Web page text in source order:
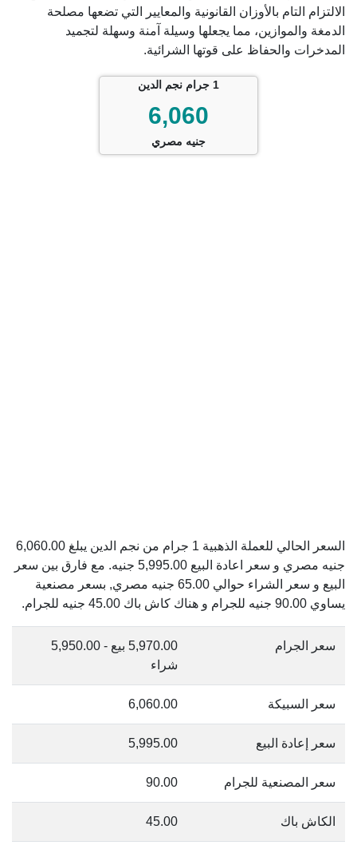
الالتزام التام بالأوزان القانونية والمعايير التي تضعها مصلحة
الدمغة والموازين، مما يجعلها وسيلة آمنة وسهلة لتجميد
المدخرات والحفاظ على قوتها الشرائية.
1 جرام نجم الدين
6,060
جنيه مصري
السعر الحالي للعملة الذهبية 1 جرام من نجم الدين يبلغ 6,060.00
جنيه مصري و سعر اعادة البيع 5,995.00 جنيه. مع فارق بين سعر
البيع و سعر الشراء حوالي 65.00 جنيه مصري, بسعر مصنعية
يساوي 90.00 جنيه للجرام و هناك كاش باك 45.00 جنيه للجرام.
سعر الجرام
5,970.00 بيع - 5,950.00
شراء
سعر السبيكة 6,060.00
سعر إعادة البيع 5,995.00
سعر المصنعية للجرام 90.00
الكاش باك 45.00